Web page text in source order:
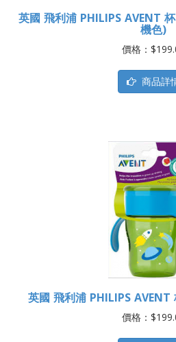
英國 飛利浦 PHILIPS AVENT
機色)
價格：
商品詳
英國 飛利浦 PHILIPS
價格：